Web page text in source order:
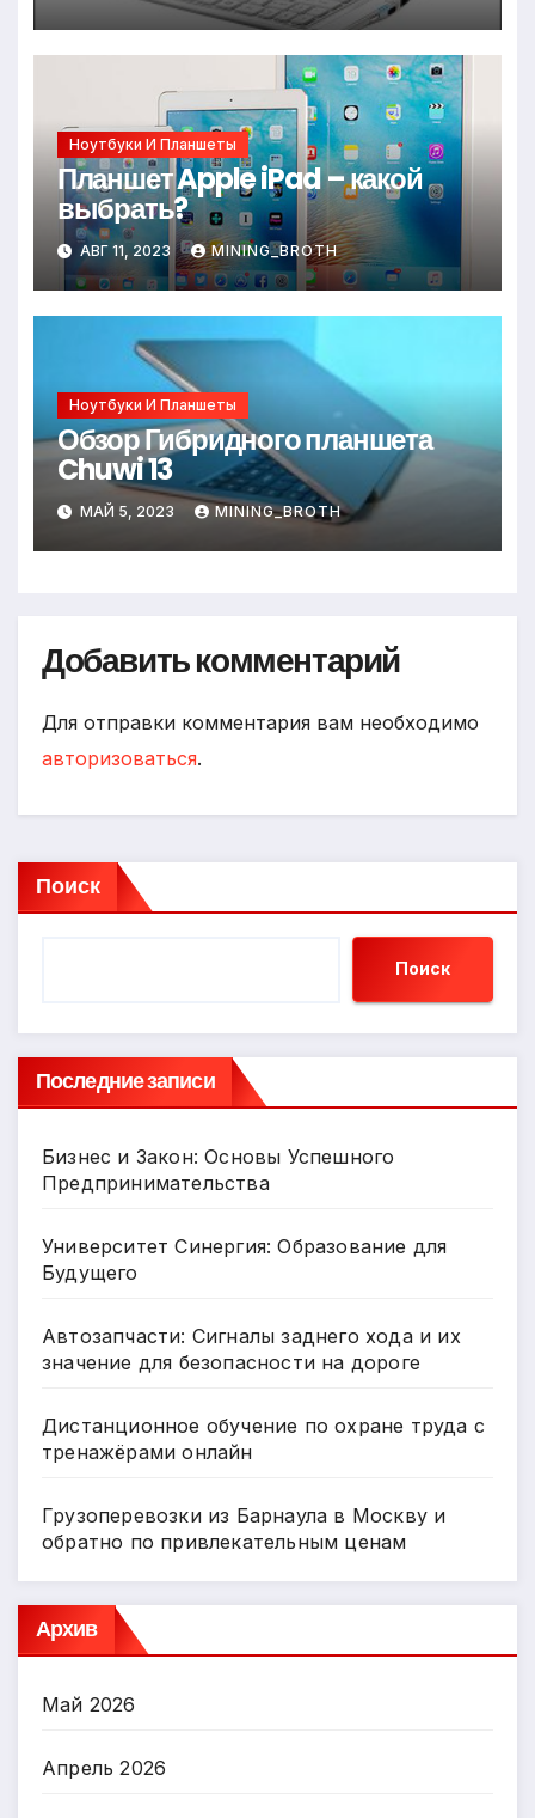
Ноутбуки И Планшеты
Планшет Apple iPad – какой
выбрать?
АВГ 11, 2023 MINING_BROTH
Ноутбуки И Планшеты
Обзор Гибридного планшета
Chuwi 13
МАЙ 5, 2023 MINING_BROTH
Добавить комментарий
Для отправки комментария вам необходимо
авторизоваться.
Поиск
Поиск
Последние записи
Бизнес и Закон: Основы Успешного
Предпринимательства
Университет Синергия: Образование для
Будущего
Автозапчасти: Сигналы заднего хода и их
значение для безопасности на дороге
Дистанционное обучение по охране труда с
тренажёрами онлайн
Грузоперевозки из Барнаула в Москву и
обратно по привлекательным ценам
Архив
Май 2026
Апрель 2026